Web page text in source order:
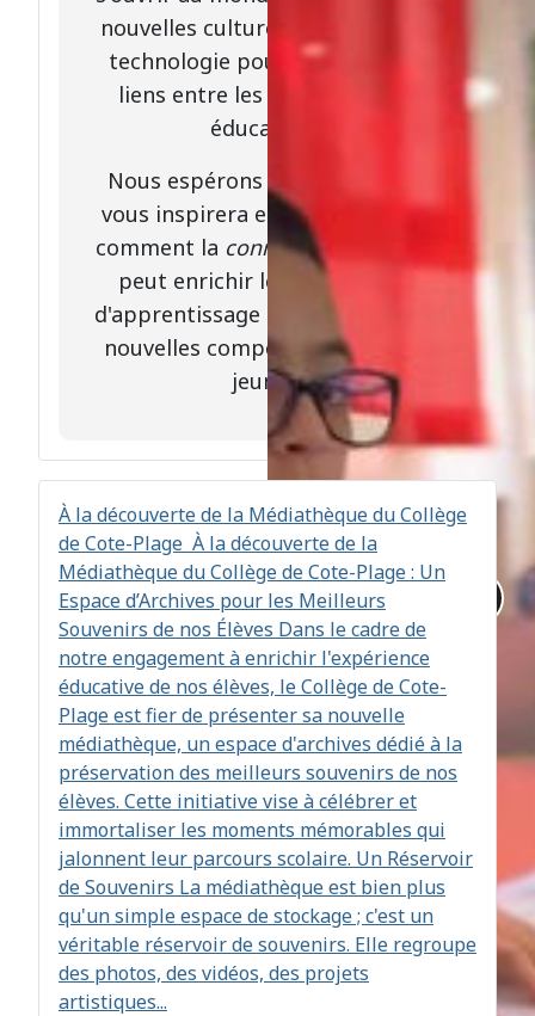
nouvelles cultures et à utiliser la
technologie pour renforcer les
liens entre les communautés
éducatives.
Nous espérons que cette vidéo
vous inspirera et vous montrera
comment la connexion à distance
peut enrichir les expériences
d'apprentissage et développer de
nouvelles compétences chez les
jeunes.
À la découverte de la Médiathèque du Collège
de Cote-Plage À la découverte de la
Médiathèque du Collège de Cote-Plage : Un
Espace d’Archives pour les Meilleurs
Souvenirs de nos Élèves Dans le cadre de
notre engagement à enrichir l'expérience
éducative de nos élèves, le Collège de Cote-
Plage est fier de présenter sa nouvelle
médiathèque, un espace d'archives dédié à la
préservation des meilleurs souvenirs de nos
élèves. Cette initiative vise à célébrer et
immortaliser les moments mémorables qui
jalonnent leur parcours scolaire. Un Réservoir
de Souvenirs La médiathèque est bien plus
qu'un simple espace de stockage ; c'est un
véritable réservoir de souvenirs. Elle regroupe
des photos, des vidéos, des projets
artistiques...